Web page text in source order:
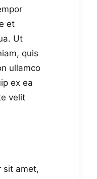
et
Ut
quis
ullamco
ex ea
velit
sit amet,